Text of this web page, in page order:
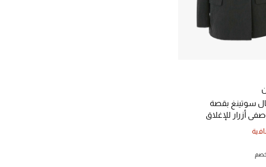
سوتينغ بقصة
أزرار للإغلاق